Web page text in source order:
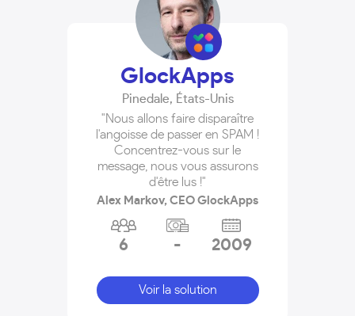
GlockApps
Pinedale, États-Unis
"Nous allons faire disparaître
l'angoisse de passer en SPAM !
Concentrez-vous sur le
message, nous vous assurons
d'être lus !"
Alex Markov, CEO GlockApps
6 - 2009
Voir la solution